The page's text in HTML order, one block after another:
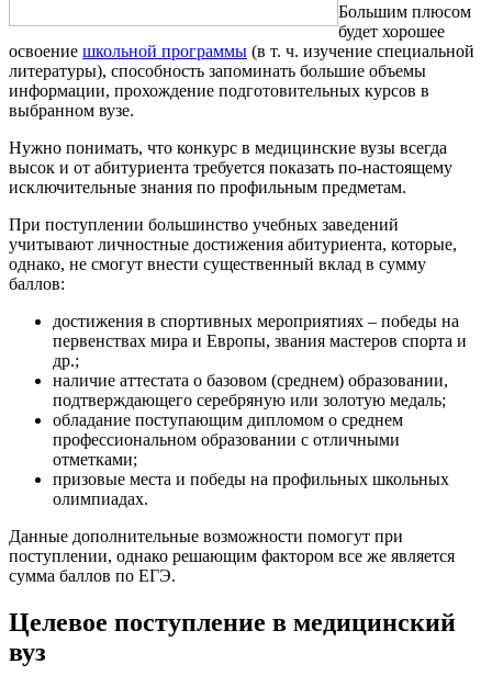
Большим плюсом
будет хорошее
освоение школьной программы (в т. ч. изучение специальной
литературы), способность запоминать большие объемы
информации, прохождение подготовительных курсов в
выбранном вузе.
Нужно понимать, что конкурс в медицинские вузы всегда
высок и от абитуриента требуется показать по-настоящему
исключительные знания по профильным предметам.
При поступлении большинство учебных заведений
учитывают личностные достижения абитуриента, которые,
однако, не смогут внести существенный вклад в сумму
баллов:
достижения в спортивных мероприятиях – победы на
первенствах мира и Европы, звания мастеров спорта и
др.;
наличие аттестата о базовом (среднем) образовании,
подтверждающего серебряную или золотую медаль;
обладание поступающим дипломом о среднем
профессиональном образовании с отличными
отметками;
призовые места и победы на профильных школьных
олимпиадах.
Данные дополнительные возможности помогут при
поступлении, однако решающим фактором все же является
сумма баллов по ЕГЭ.
Целевое поступление в медицинский
вуз